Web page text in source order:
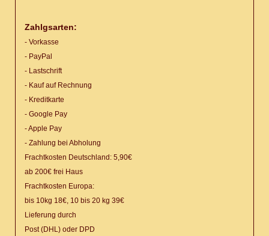
Zahlgsarten:
- Vorkasse
- PayPal
- Lastschrift
- Kauf auf Rechnung
- Kreditkarte
- Google Pay
- Apple Pay
- Zahlung bei Abholung
Frachtkosten Deutschland: 5,90€
ab 200€ frei Haus
Frachtkosten Europa:
bis 10kg 18€, 10 bis 20 kg 39€
Lieferung durch
Post (DHL) oder DPD